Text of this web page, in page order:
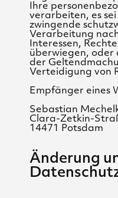
Ihre
verarbeiten, es
zwingende
Verarbeitung
Interessen,
überwiegen,
der
Verteidigung von
Empfänger eines
Sebastian
Clara-Zetkin-
14471 Potsdam
Änderung